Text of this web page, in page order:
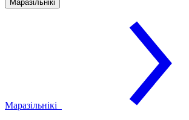
Маразільнікі
Маразільнікі